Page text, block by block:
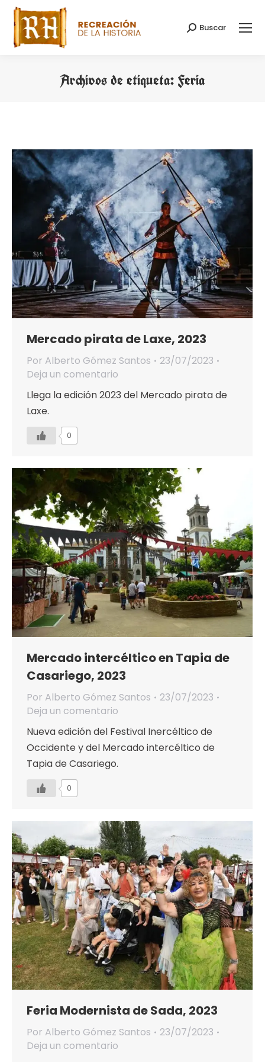
Buscar:
Buscar
Archivos de etiqueta:Feria
Mercado pirata de Laxe, 2023
Por Alberto Gómez Santos
23/07/2023
Deja un comentario
Llega la edición 2023 del Mercado pirata de
Laxe.
0
Mercado intercéltico en Tapia de
Casariego, 2023
Por Alberto Gómez Santos
23/07/2023
Deja un comentario
Nueva edición del Festival Inercéltico de
Occidente y del Mercado intercéltico de
Tapia de Casariego.
0
Feria Modernista de Sada, 2023
Por Alberto Gómez Santos
23/07/2023
Deja un comentario